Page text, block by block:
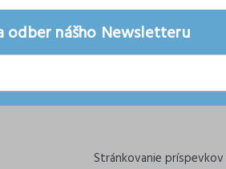
odber nášho Newsletteru
Stránkovanie príspevkov